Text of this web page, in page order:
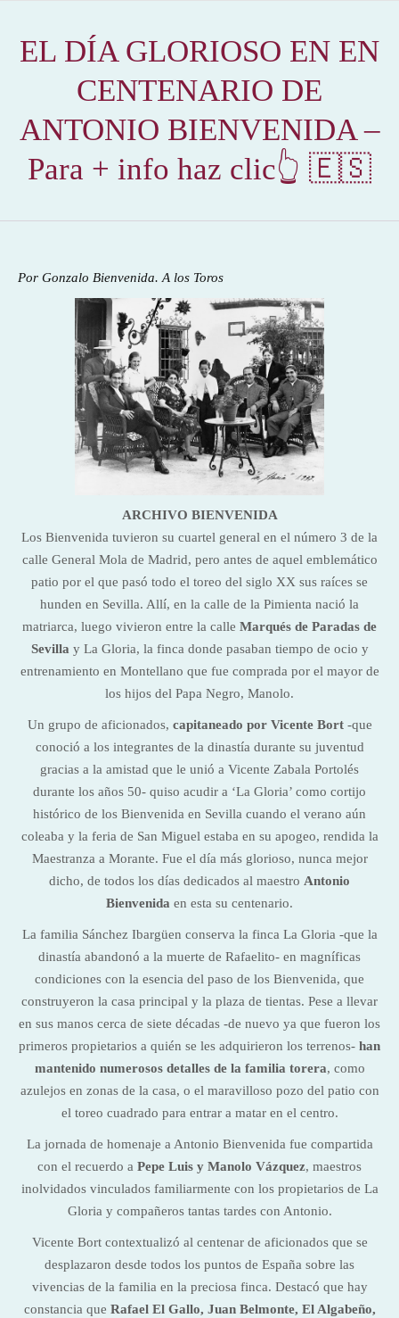
EL DÍA GLORIOSO EN EN
CENTENARIO DE
ANTONIO BIENVENIDA –
Para + info haz clic👆 🇪🇸
Por Gonzalo Bienvenida. A los Toros
ARCHIVO BIENVENIDA
Los Bienvenida tuvieron su cuartel general en el número 3 de la
calle General Mola de Madrid, pero antes de aquel emblemático
patio por el que pasó todo el toreo del siglo XX sus raíces se
hunden en Sevilla. Allí, en la calle de la Pimienta nació la
matriarca, luego vivieron entre la calle Marqués de Paradas de
Sevilla y La Gloria, la finca donde pasaban tiempo de ocio y
entrenamiento en Montellano que fue comprada por el mayor de
los hijos del Papa Negro, Manolo.
Un grupo de aficionados, capitaneado por Vicente Bort-que
conoció a los integrantes de la dinastía durante su juventud
gracias a la amistad que le unió a Vicente Zabala Portolés
durante los años 50- quiso acudir a ‘La Gloria’ como cortijo
histórico de los Bienvenida en Sevilla cuando el verano aún
coleaba y la feria de San Miguel estaba en su apogeo, rendida la
Maestranza a Morante. Fue el día más glorioso, nunca mejor
dicho, de todos los días dedicados al maestro Antonio
Bienvenida en esta su centenario.
La familia Sánchez Ibargüen conserva la finca La Gloria -que la
dinastía abandonó a la muerte de Rafaelito- en magníficas
condiciones con la esencia del paso de los Bienvenida, que
construyeron la casa principal y la plaza de tientas. Pese a llevar
en sus manos cerca de siete décadas -de nuevo ya que fueron los
primeros propietarios a quién se les adquirieron los terrenos- han
mantenido numerosos detalles de la familia torera, como
azulejos en zonas de la casa, o el maravilloso pozo del patio con
el toreo cuadrado para entrar a matar en el centro.
La jornada de homenaje a Antonio Bienvenida fue compartida
con el recuerdo a Pepe Luis y Manolo Vázquez, maestros
inolvidados vinculados familiarmente con los propietarios de La
Gloria y compañeros tantas tardes con Antonio.
Vicente Bort contextualizó al centenar de aficionados que se
desplazaron desde todos los puntos de España sobre las
vivencias de la familia en la preciosa finca. Destacó que hay
constancia que Rafael El Gallo, Juan Belmonte, El Algabeño,